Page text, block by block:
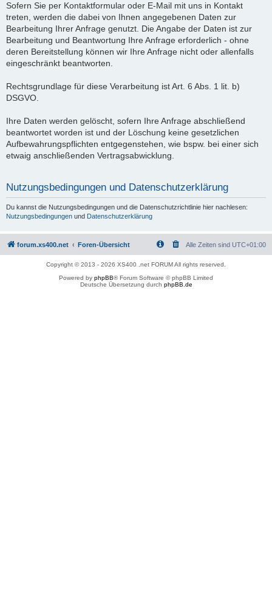
Sofern Sie per Kontaktformular oder E-Mail mit uns in Kontakt
treten, werden die dabei von Ihnen angegebenen Daten zur
Bearbeitung Ihrer Anfrage genutzt. Die Angabe der Daten ist zur
Bearbeitung und Beantwortung Ihre Anfrage erforderlich - ohne
deren Bereitstellung können wir Ihre Anfrage nicht oder allenfalls
eingeschränkt beantworten.
Rechtsgrundlage für diese Verarbeitung ist Art. 6 Abs. 1 lit. b)
DSGVO.
Ihre Daten werden gelöscht, sofern Ihre Anfrage abschließend
beantwortet worden ist und der Löschung keine gesetzlichen
Aufbewahrungspflichten entgegenstehen, wie bspw. bei einer sich
etwaig anschließenden Vertragsabwicklung.
Nutzungsbedingungen und Datenschutzerklärung
Du kannst die Nutzungsbedingungen und die Datenschutzrichtlinie hier nachlesen:
Nutzungsbedingungen und Datenschutzerklärung
forum.xs400.net Foren-Übersicht Alle Zeiten sind UTC+01:00
Copyright © 2013 - 2026 XS400 .net FORUM All rights reserved.
Powered by phpBB® Forum Software © phpBB Limited
Deutsche Übersetzung durch phpBB.de